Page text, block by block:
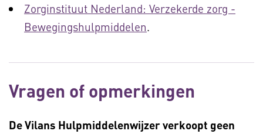
Zorginstituut Nederland: Verzekerde zorg -
Bewegingshulpmiddelen.
Vragen of opmerkingen
De Vilans Hulpmiddelenwijzer verkoopt geen